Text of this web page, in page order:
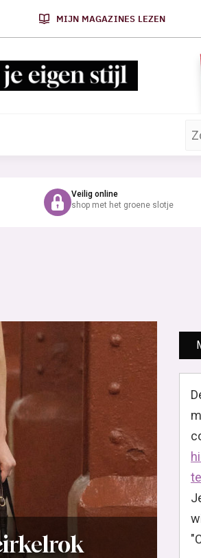
MIJN MAGAZINES LEZEN
Veilig online
shop met het groene slotje